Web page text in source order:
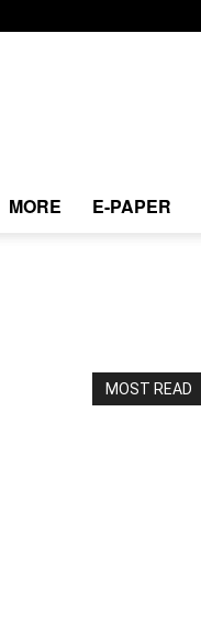
MORE E-PAPER
MOST READ